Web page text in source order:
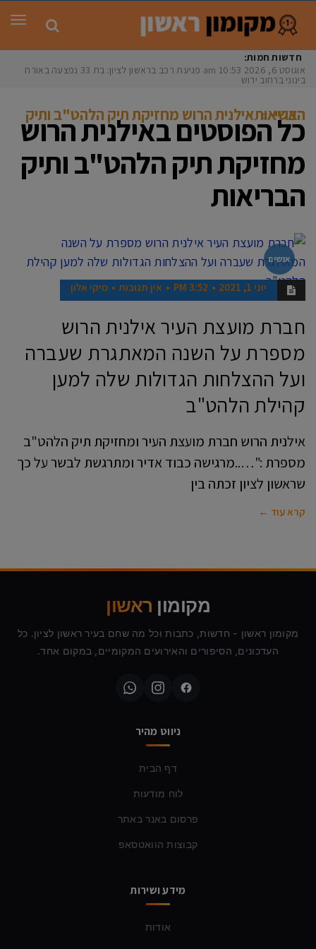
חדשות חמות:
אוגוסט 6, 2026
10:53 am פגיעת רכב בראשון לציון: בת 33 נפצעה באורח
בינוני ברחוב ירושלי
ראשי »
אילנית הרוש מחזיקת תיק הלהט"ב ותיק הבריאות
כל הפוסטים באילנית הרוש
מחזיקת תיק הלהט"ב ותיק
הבריאות
אנשים
יוני 1, 2021 3:52 PM אין תגובות מיקי אלון
חברת מועצת העיר אילנית הרוש
מספרת על השנה המאתגרת שעברה
ועל ההצלחות הגדולות שלה למען
קהילת הלהט"ב
אילנית הרוש חברת מועצת העיר ומחזיקת תיק הלהט"ב
מספרת :"…..מרגישה כבוד אדיר ומתרגשת לבשר על כך
שראשון לציון זכתה בין
קרא עוד ←
מקומון ראשון
מקומון ראשון - חדשות, כתבות וכל מה שחם בעיר ראשון לציון. כל
העדכונים, הסיפורים והאירועים המקומיים, במקום אחד.
ניווט מהיר
דף הבית
לוח מודעות
פרסום באנר באתר
קבוצות הוואטסאפ
מידע ושירות
אודות